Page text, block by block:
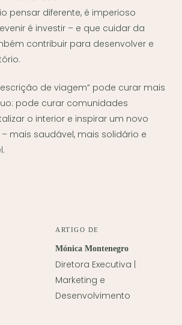
pensar diferente, é imperioso
é investir – e que cuidar da
contribuir para desenvolver e
de viagem” pode curar mais
pode curar comunidades
o interior e inspirar um novo
mais saudável, mais solidário e
ARTIGO DE
Mónica Montenegro
Diretora Executiva |
Marketing e
Desenvolvimento